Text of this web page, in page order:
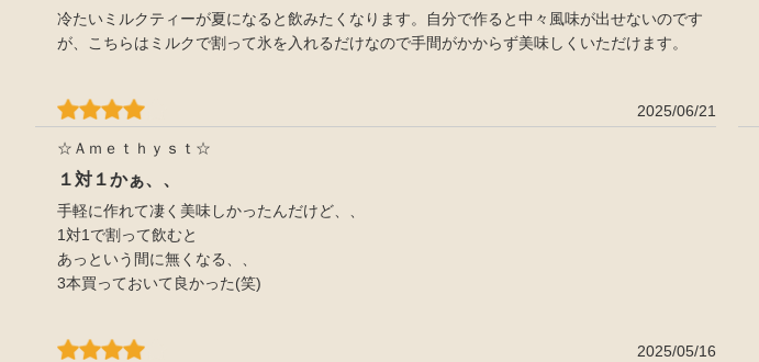
冷たいミルクティーが夏になると飲みたくなります。自分で作ると中々風味が出せないのです
が、こちらはミルクで割って氷を入れるだけなので手間がかからず美味しくいただけます。
2025/06/21
☆Ａｍｅｔｈｙｓｔ☆
１対１かぁ、、
手軽に作れて凄く美味しかったんだけど、、
1対1で割って飲むと
あっという間に無くなる、、
3本買っておいて良かった(笑)
2025/05/16